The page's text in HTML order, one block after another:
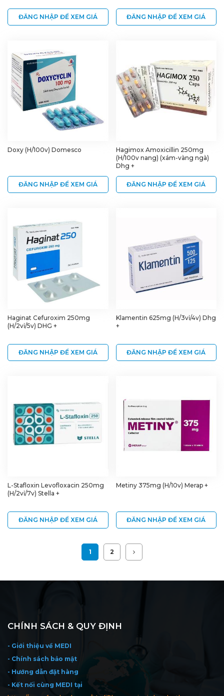
ĐĂNG NHẬP ĐỂ XEM GIÁ ĐĂNG NHẬP ĐỂ XEM GIÁ
Doxy (H/100v) Domesco
ĐĂNG NHẬP ĐỂ XEM GIÁ
Hagimox Amoxicillin 250mg
(H/100v nang) (xám-vàng ngà)
Dhg +
ĐĂNG NHẬP ĐỂ XEM GIÁ
Haginat Cefuroxim 250mg
(H/2vỉ/5v) DHG +
ĐĂNG NHẬP ĐỂ XEM GIÁ
Klamentin 625mg (H/3vỉ/4v) Dhg
+
ĐĂNG NHẬP ĐỂ XEM GIÁ
L-Stafloxin Levofloxacin 250mg
(H/2vỉ/7v) Stella +
ĐĂNG NHẬP ĐỂ XEM GIÁ
Metiny 375mg (H/10v) Merap +
ĐĂNG NHẬP ĐỂ XEM GIÁ
1 2
CHÍNH SÁCH & QUY ĐỊNH
- Giới thiệu về MEDI
- Chính sách bảo mật
- Hướng dẫn đặt hàng
- Kết nối cùng MEDI tại